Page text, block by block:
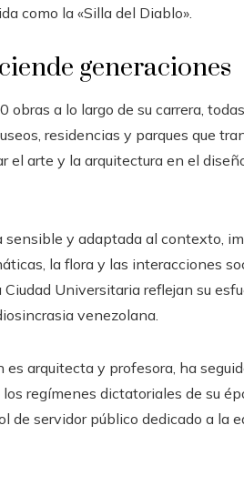
como la «Silla del Diablo».
generaciones
obras a lo largo de su carrera,
residencias y parques que
el arte y la arquitectura en el
sensible y adaptada al contexto,
la flora y las interacciones
Universitaria reflejan su
venezolana.
es arquitecta y profesora, ha
regímenes dictatoriales de su
de servidor público dedicado a la